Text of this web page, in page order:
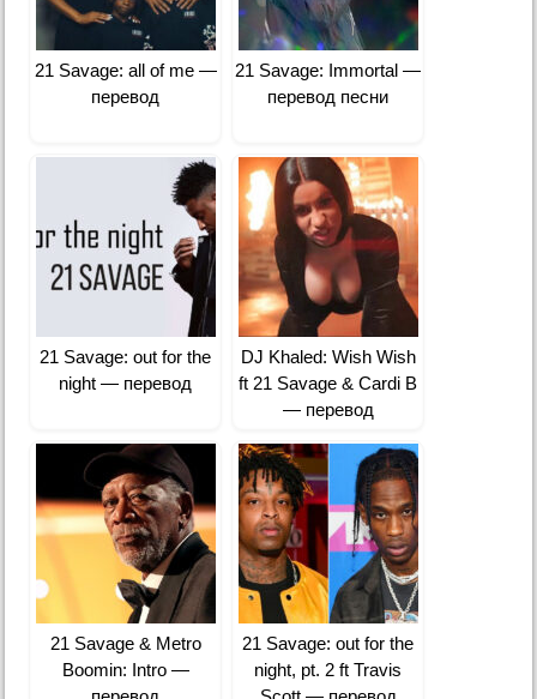
21 Savage: all of me —
перевод
21 Savage: Immortal —
перевод песни
21 Savage: out for the
night — перевод
DJ Khaled: Wish Wish
ft 21 Savage & Cardi B
— перевод
21 Savage & Metro
Boomin: Intro —
21 Savage: ​out for the
night, pt. 2 ft Travis